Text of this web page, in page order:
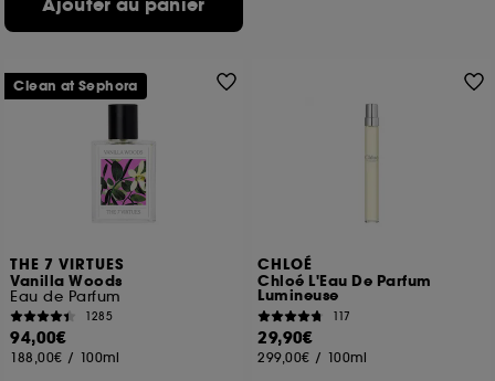
THE 7 VIRTUES
Vanilla Woods
Eau de Parfum
1285
94,00€
188,00€ / 100ml
Clean at Sephora
CHLOÉ
Chloé L'Eau De Parfum
Lumineuse
117
29,90€
299,00€ / 100ml